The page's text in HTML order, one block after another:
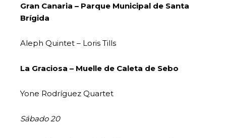
Gran Canaria – Parque Municipal de Santa
Brígida
Aleph Quintet – Loris Tills
La Graciosa – Muelle de Caleta de Sebo
Yone Rodríguez Quartet
Sábado 20